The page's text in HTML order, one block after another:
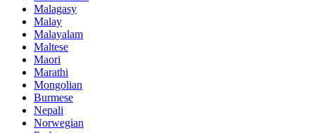
Malagasy
Malay
Malayalam
Maltese
Maori
Marathi
Mongolian
Burmese
Nepali
Norwegian